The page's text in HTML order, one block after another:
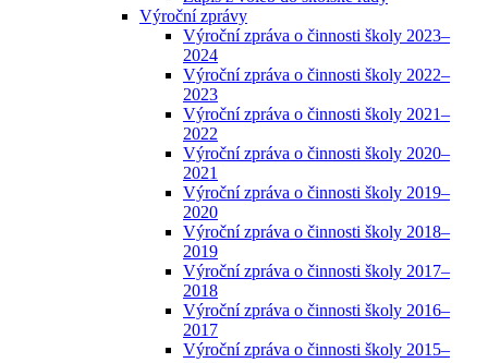
Výroční zprávy
Výroční zpráva o činnosti školy 2023–
2024
Výroční zpráva o činnosti školy 2022–
2023
Výroční zpráva o činnosti školy 2021–
2022
Výroční zpráva o činnosti školy 2020–
2021
Výroční zpráva o činnosti školy 2019–
2020
Výroční zpráva o činnosti školy 2018–
2019
Výroční zpráva o činnosti školy 2017–
2018
Výroční zpráva o činnosti školy 2016–
2017
Výroční zpráva o činnosti školy 2015–